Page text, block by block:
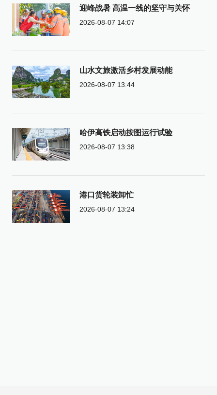
迎峰战暑 高温一线的坚守与关怀
2026-08-07 14:07
山水文旅激活乡村发展动能
2026-08-07 13:44
哈伊高铁启动按图运行试验
2026-08-07 13:38
港口货轮装卸忙
2026-08-07 13:24